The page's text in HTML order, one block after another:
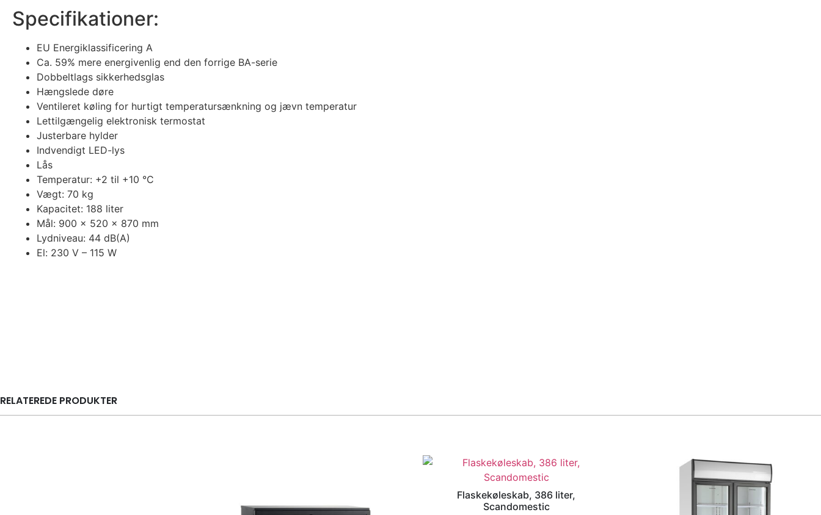
Specifikationer:
EU Energiklassificering A
Ca. 59% mere energivenlig end den forrige BA-serie
Dobbeltlags sikkerhedsglas
Hængslede døre
Ventileret køling for hurtigt temperatursænkning og jævn temperatur
Lettilgængelig elektronisk termostat
Justerbare hylder
Indvendigt LED-lys
Lås
Temperatur: +2 til +10 °C
Vægt: 70 kg
Kapacitet: 188 liter
Mål: 900 x 520 x 870 mm
Lydniveau: 44 dB(A)
El: 230 V – 115 W
RELATEREDE PRODUKTER
Flaskekøleskab, 386 liter,
Scandomestic